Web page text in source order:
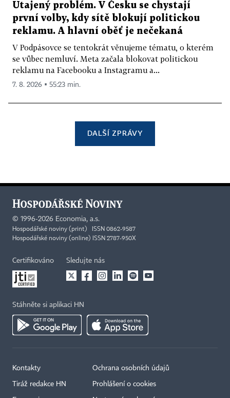
Utajený problém. V Česku se chystají
první volby, kdy sítě blokují politickou
reklamu. A hlavní oběť je nečekaná
V Podpásovce se tentokrát věnujeme tématu, o kterém
se vůbec nemluví. Meta začala blokovat politickou
reklamu na Facebooku a Instagramu a...
7. 8. 2026 ▪ 55:23 min.
DALŠÍ ZPRÁVY
© 1996-2026 Economia, a.s.
Hospodářské noviny (print) ISSN 0862-9587
Hospodářské noviny (online) ISSN 2787-950X
Certifikováno Sledujte nás
Stáhněte si aplikaci HN
Kontakty
Tiráž redakce HN
Ochrana osobních údajů
Prohlášení o cookies